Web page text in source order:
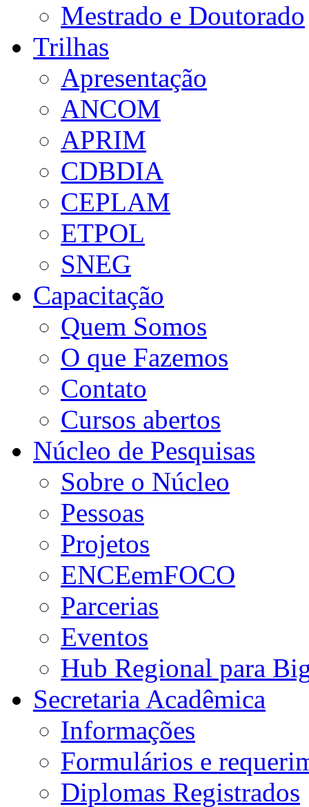
Mestrado e Doutorado
Trilhas
Apresentação
ANCOM
APRIM
CDBDIA
CEPLAM
ETPOL
SNEG
Capacitação
Quem Somos
O que Fazemos
Contato
Cursos abertos
Núcleo de Pesquisas
Sobre o Núcleo
Pessoas
Projetos
ENCEemFOCO
Parcerias
Eventos
Hub Regional para
Secretaria Acadêmica
Informações
Formulários e
Diplomas Registrados